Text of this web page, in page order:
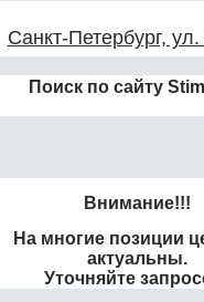
Санкт-Петербург,
Поиск по сайту
Внимание!!!
На многие позиции
актуальны.
Уточняйте